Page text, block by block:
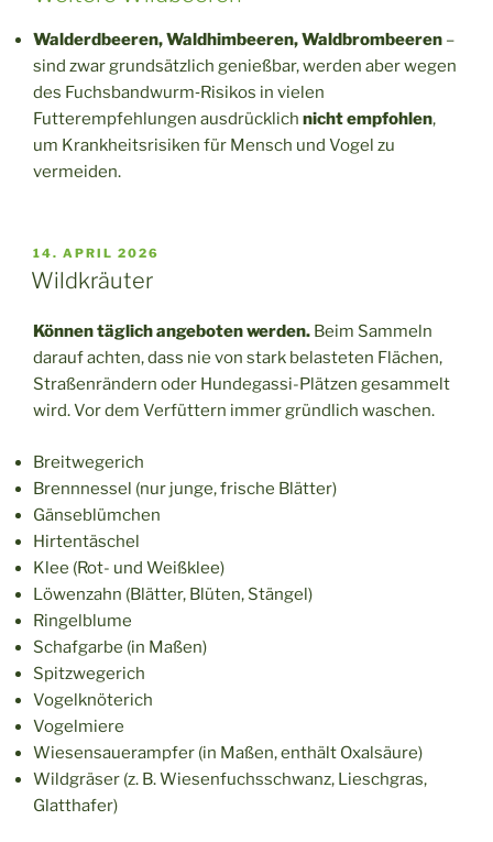
Walderdbeeren, Waldhimbeeren, Waldbrombeeren –
sind zwar grundsätzlich genießbar, werden aber wegen
des Fuchsbandwurm‑Risikos in vielen
Futterempfehlungen ausdrücklich nicht empfohlen,
um Krankheitsrisiken für Mensch und Vogel zu
vermeiden.
VERÖFFENTLICHT
AM
14. APRIL 2026
Wildkräuter
Können täglich angeboten werden. Beim Sammeln
darauf achten, dass nie von stark belasteten Flächen,
Straßenrändern oder Hundegassi-Plätzen gesammelt
wird. Vor dem Verfüttern immer gründlich waschen.
Breitwegerich
Brennnessel (nur junge, frische Blätter)
Gänseblümchen
Hirtentäschel
Klee (Rot- und Weißklee)
Löwenzahn (Blätter, Blüten, Stängel)
Ringelblume
Schafgarbe (in Maßen)
Spitzwegerich
Vogelknöterich
Vogelmiere
Wiesensauerampfer (in Maßen, enthält Oxalsäure)
Wildgräser (z. B. Wiesenfuchsschwanz, Lieschgras,
Glatthafer)